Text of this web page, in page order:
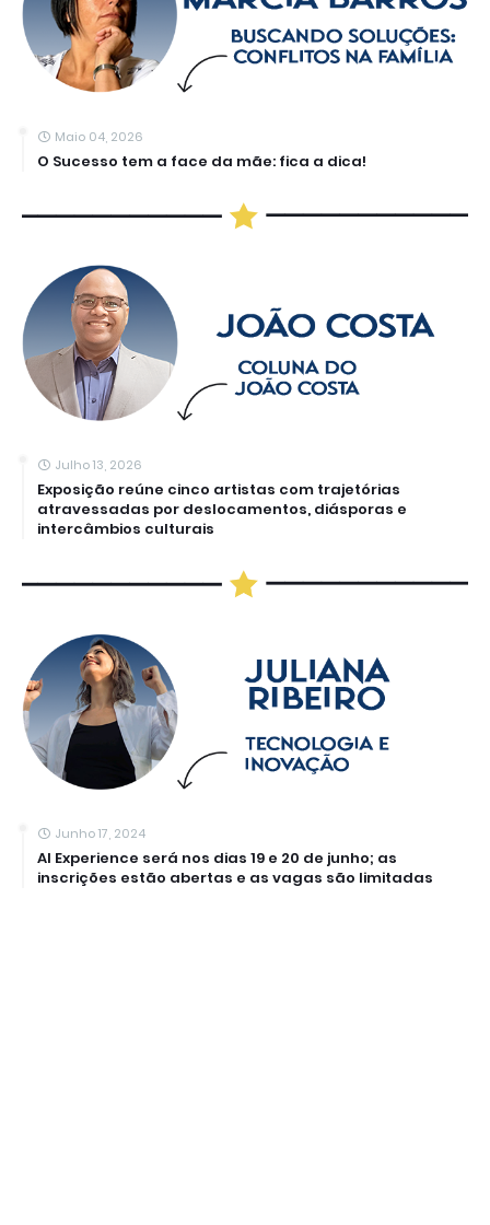
Maio 04, 2026
O Sucesso tem a face da mãe: fica a dica!
Julho 13, 2026
Exposição reúne cinco artistas com trajetórias
atravessadas por deslocamentos, diásporas e
intercâmbios culturais
Junho 17, 2024
AI Experience será nos dias 19 e 20 de junho; as
inscrições estão abertas e as vagas são limitadas